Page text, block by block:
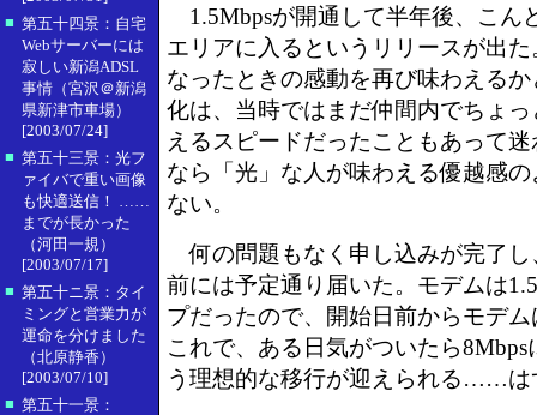
■ 第五十四景：自宅
Webサーバーには
寂しい新潟ADSL
事情（宮沢＠新潟
県新津市車場）
[2003/07/24]
■ 第五十三景：光フ
ァイバで重い画像
も快適送信！ ……
までが長かった
（河田一規）
[2003/07/17]
■ 第五十ニ景：タイ
ミングと営業力が
運命を分けました
（北原静香）
[2003/07/10]
■ 第五十一景：
1.5Mbpsが開通して半年後、こん
エリアに入るというリリースが出
なったときの感動を再び味わえる
化は、当時ではまだ仲間内でちょ
えるスピードだったこともあって
なら「光」な人が味わえる優越感
ない。
何の問題もなく申し込みが完了し
前には予定通り届いた。モデムは
プだったので、開始日前からモデ
これで、ある日気がついたら
う理想的な移行が迎えられる……は